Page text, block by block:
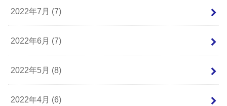
2022年7月 (7)
2022年6月 (7)
2022年5月 (8)
2022年4月 (6)